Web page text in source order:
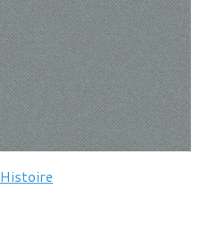
Histoire